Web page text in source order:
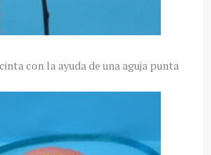
con la ayuda de una aguja punta